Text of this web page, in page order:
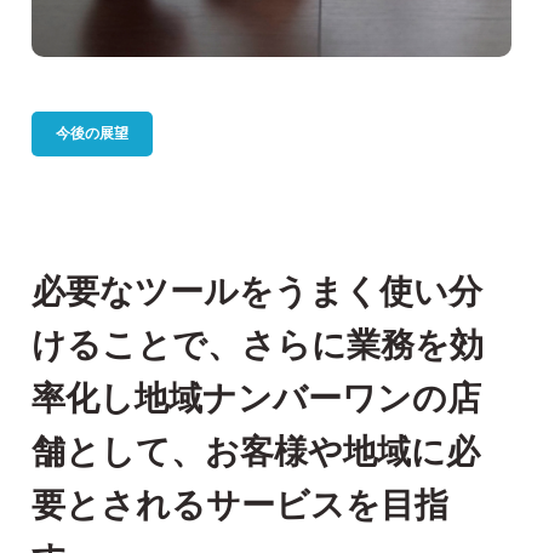
今後の展望
必要なツールをうまく使い分
けることで、さらに業務を効
率化し地域ナンバーワンの店
舗として、お客様や地域に必
要とされるサービスを目指